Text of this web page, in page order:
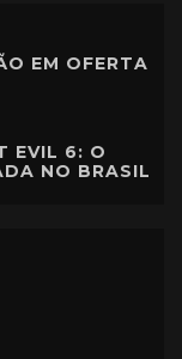
EM OFERTA
EVIL 6: O
NO BRASIL